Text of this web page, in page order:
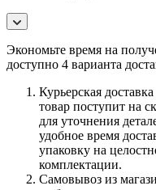
Экономьте время на
доступно 4 варианта
Курьерская
товар поступит на
для уточнения
удобное время
упаковку на
комплектации.
Самовывоз из